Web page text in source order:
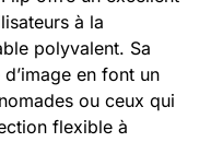
à la
polyvalent. Sa
en font un
ou ceux qui
flexible à